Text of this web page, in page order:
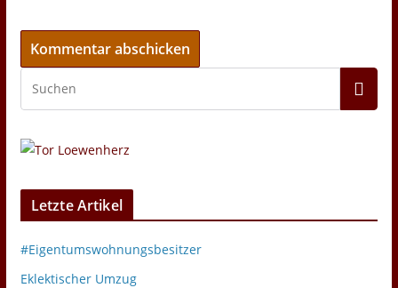
Letzte Artikel
#Eigentumswohnungsbesitzer
Eklektischer Umzug